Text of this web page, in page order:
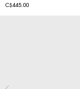
C$445.00